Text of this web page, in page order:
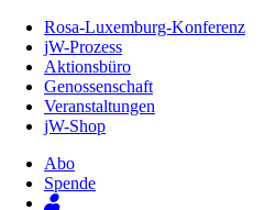
Inhalt
Seite
Rosa-Luxemburg-Konferenz
jW-Prozess
Aktionsbüro
Genossenschaft
Veranstaltungen
jW-Shop
Abo
Spende